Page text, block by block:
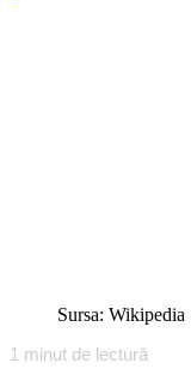
Sursa: Wikipedia
1 minut de lectură